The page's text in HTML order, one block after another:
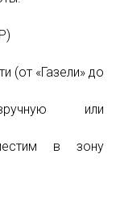
(от «Газели» до
или
в зону